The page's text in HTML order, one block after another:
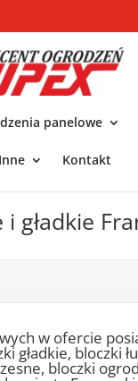
panelowe
Inne Kontakt
gładkie
w ofercie
gładkie, bloczki
bloczki